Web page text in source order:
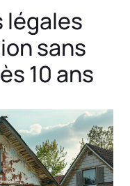
légales
sans
10 ans